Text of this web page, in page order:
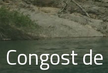
Congost